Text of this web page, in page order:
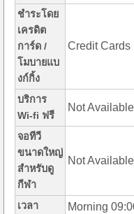
ชำระโดย
เครดิต
การ์ด /
โมบายแบ
งก์กิ้ง
Credit Cards
บริการ
Wi-fi ฟรี
Not Available
จอทีวี
ขนาดใหญ่
สำหรับดู
กีฬา
Not Available
เวลา
Morning